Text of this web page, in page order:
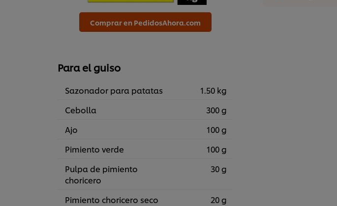
Comprar en PedidosAhora.com
Para el guiso
Sazonador para patatas
1.50 kg
Cebolla
300 g
Ajo
100 g
Pimiento verde
100 g
Pulpa de pimiento
choricero
30 g
Pimiento choricero seco
20 g